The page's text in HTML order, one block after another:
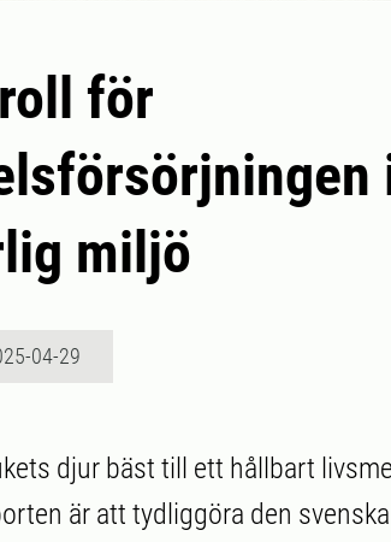
för
miljö
04-29
djur bäst till ett hållbart
är att tydliggöra den